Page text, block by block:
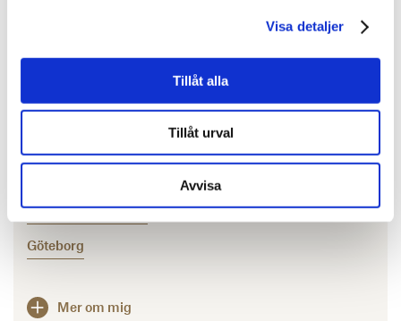
Visa detaljer
Tillåt alla
Tillåt urval
Avvisa
Paul Nord
Affärsområdeschef Skog & Lantbruk
paul.nord@svefa.se
Göteborg
Mer om mig